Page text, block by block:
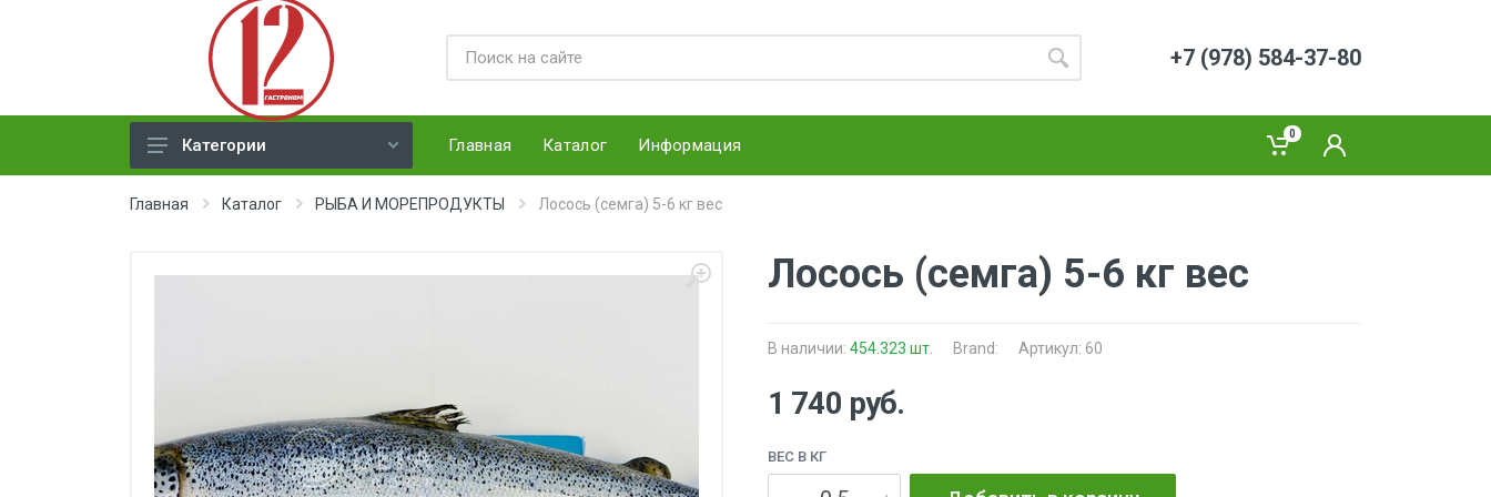
+7 (978) 584-37-80
МЕД, ДЖЕМ, СГУЩЕНКА, ПАСТА
СОКИ
ЗАМОРОЗКА (ягоды,овощи)
Категории Главная Каталог Информация
0
Главная Каталог РЫБА И МОРЕПРОДУКТЫ Лосось (семга) 5-6 кг вес
Лосось (семга) 5-6 кг вес
В наличии: 454.323 шт. Brand: Артикул: 60
1 740 руб.
ВЕС В КГ